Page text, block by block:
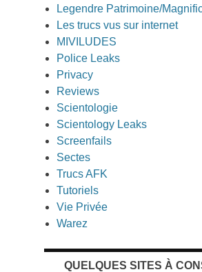
Legendre Patrimoine/
Les trucs vus sur internet
MIVILUDES
Police Leaks
Privacy
Reviews
Scientologie
Scientology Leaks
Screenfails
Sectes
Trucs AFK
Tutoriels
Vie Privée
Warez
QUELQUES SITES À